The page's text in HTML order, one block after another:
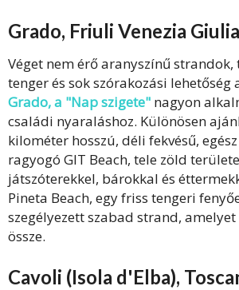
Grado, Friuli Venezia Giulia
Véget nem érő aranyszínű strandok,
tenger és sok szórakozási lehetőség
Grado, a "Nap szigete" nagyon
családi nyaraláshoz. Különösen
kilométer hosszú, déli fekvésű,
ragyogó GIT Beach, tele zöld
játszóterekkel, bárokkal és
Pineta Beach, egy friss tengeri
szegélyezett szabad strand,
össze.
Cavoli (Isola d'Elba),